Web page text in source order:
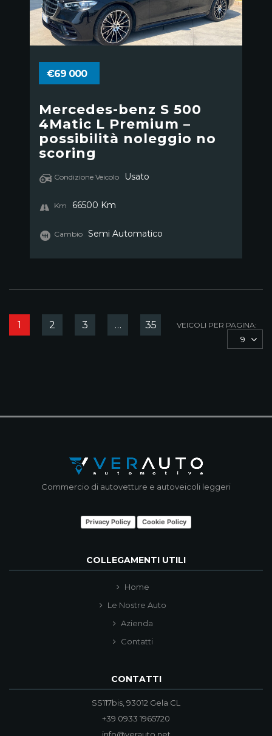
€69 000
Mercedes-benz S 500
4Matic L Premium –
possibilità noleggio no
scoring
Condizione Veicolo Usato
Km 66500 Km
Cambio Semi Automatico
1 2 3 … 35 VEICOLI PER PAGINA:
9
Commercio di autovetture e autoveicoli leggeri
Privacy Policy Cookie Policy
COLLEGAMENTI UTILI
Home
Le Nostre Auto
Azienda
Contatti
CONTATTI
SS117bis, 93012 Gela CL
+39 0933 1965720